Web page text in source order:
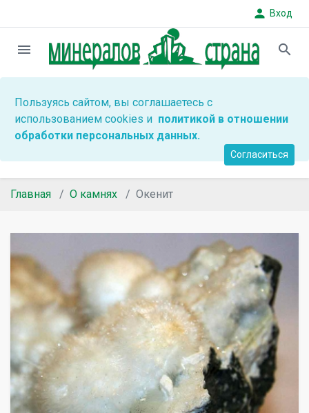
person Вход
menu search
Пользуясь сайтом, вы соглашаетесь с
использованием cookies и политикой в отношении
обработки персональных данных.
Согласиться
Главная О камнях Окенит